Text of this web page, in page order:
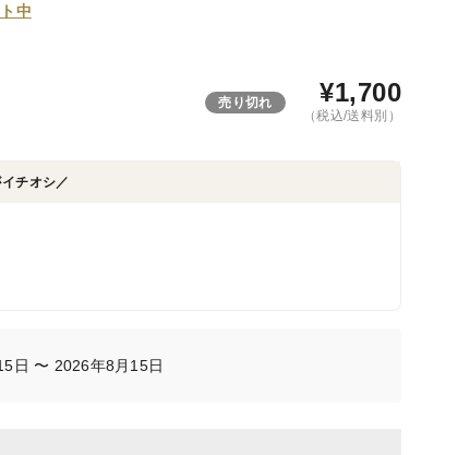
中
売り切れ ¥1,700
（税込/送料別）
チオシ／
日 〜 2026年8月15日